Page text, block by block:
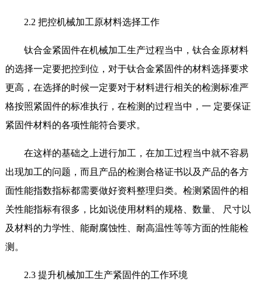
2.2 把控机械加工原材料选择工作
钛合金紧固件在机械加工生产过程当中，钛合金原材料
的选择一定要把控到位，对于钛合金紧固件的材料选择要求
更高，在选择的时候一定要对于材料进行相关的检测标准严
格按照紧固件的标准执行，在检测的过程当中，一 定要保证
紧固件材料的各项性能符合要求。
在这样的基础之上进行加工，在加工过程当中就不容易
出现加工的问题，而且产品的检测合格证书以及产品的各方
面性能指数指标都需要做好资料整理归类。检测紧固件的相
关性能指标有很多，比如说使用材料的规格、数量、 尺寸以
及材料的力学性、能耐腐蚀性、耐高温性等等方面的性能检
测。
2.3 提升机械加工生产紧固件的工作环境